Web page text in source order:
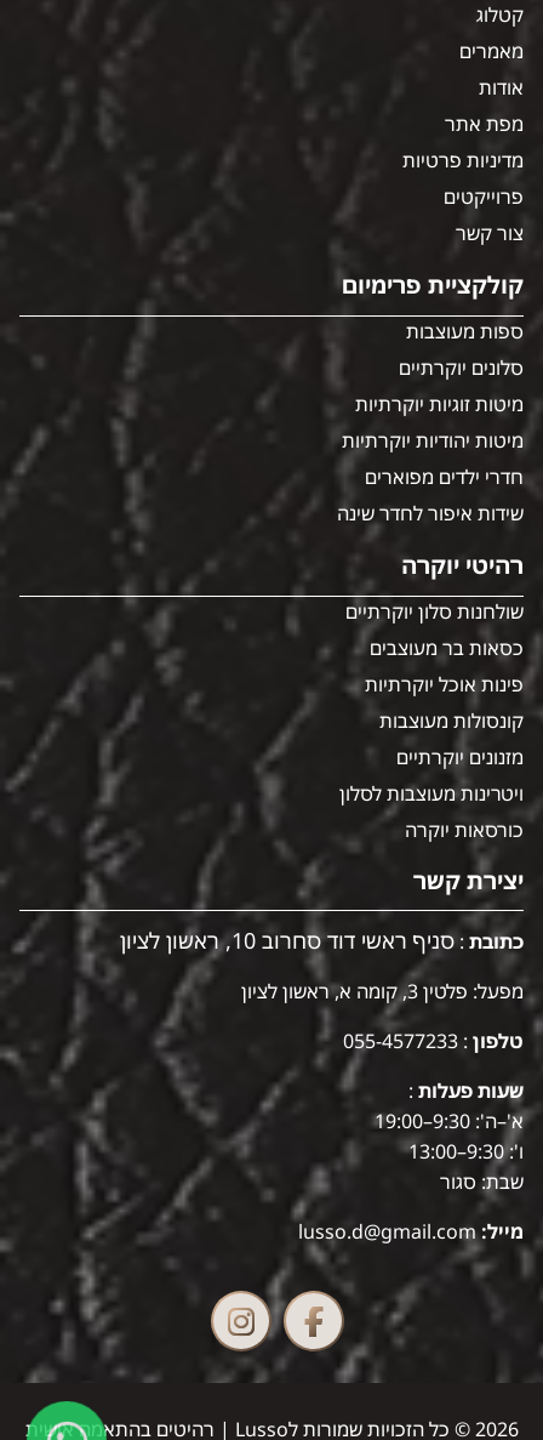
קטלוג
מאמרים
אודות
מפת אתר
מדיניות פרטיות
פרוייקטים
צור קשר
קולקציית פרימיום
ספות מעוצבות
סלונים יוקרתיים
מיטות זוגיות יוקרתיות
מיטות יהודיות יוקרתיות
חדרי ילדים מפוארים
שידות איפור לחדר שינה
רהיטי יוקרה
שולחנות סלון יוקרתיים
כסאות בר מעוצבים
פינות אוכל יוקרתיות
קונסולות מעוצבות
מזנונים יוקרתיים
ויטרינות מעוצבות לסלון
כורסאות יוקרה
יצירת קשר
כתובת: סניף ראשי דוד סחרוב 10, ראשון לציון
מפעל: פלטין 3, קומה א, ראשון לציון
טלפון :
055-4577233
שעות פעלות :
א'–ה': 9:30–19:00
ו': 9:30–13:00
שבת: סגור
מייל:lusso.d@gmail.com
2026 © כל הזכויות שמורות לLusso | רהיטים בהתאמה אישית